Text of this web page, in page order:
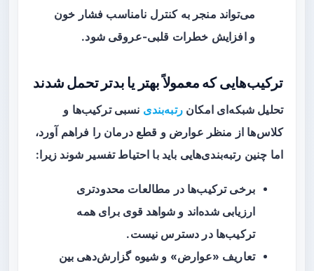
می‌تواند منجر به کنترل نامناسب فشار خون
و افزایش خطرات قلبی-عروقی شود.
ترکیب‌هایی که معمولاً بهتر یا بدتر تحمل شدند
تحلیل شبکه‌ای امکانرتبه‌بندی نسبی ترکیب‌ها و
کلاس‌ها از منظر عوارض و قطع درمان را فراهم آورد،
اما چنین رتبه‌بندی‌هایی باید با احتیاط تفسیر شوند زیرا:
برخی ترکیب‌ها در مطالعات محدودتری
ارزیابی شده‌اند و شواهد قوی برای همه
ترکیب‌ها در دسترس نیست.
تعاریف «عوارض» و شیوه گزارش‌دهی بین